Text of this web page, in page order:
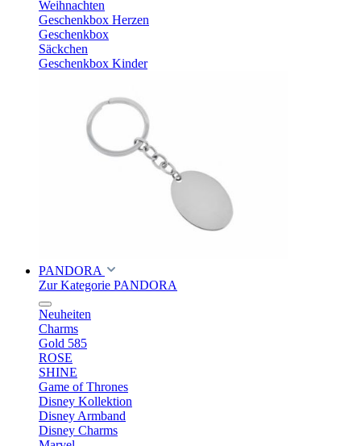
Weihnachten
Geschenkbox Herzen
Geschenkbox
Säckchen
Geschenkbox Kinder
PANDORA
Zur Kategorie PANDORA
Neuheiten
Charms
Gold 585
ROSE
SHINE
Game of Thrones
Disney Kollektion
Disney Armband
Disney Charms